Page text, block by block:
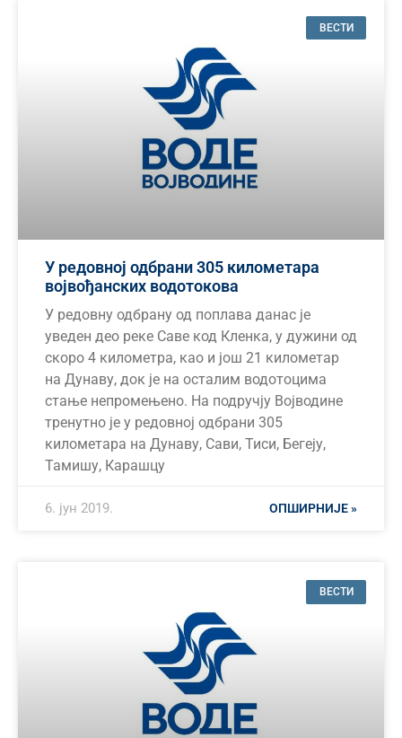
ВЕСТИ
У редовној одбрани 305 километара
војвођанских водотокова
У редовну одбрану од поплава данас је
уведен део реке Саве код Кленка, у дужини од
скоро 4 километра, као и још 21 километар
на Дунаву, док је на осталим водотоцима
стање непромењено. На подручју Војводине
тренутно је у редовној одбрани 305
километара на Дунаву, Сави, Тиси, Бегеју,
Тамишу, Карашцу
ОПШИРНИЈЕ »
6. јун 2019.
ВЕСТИ